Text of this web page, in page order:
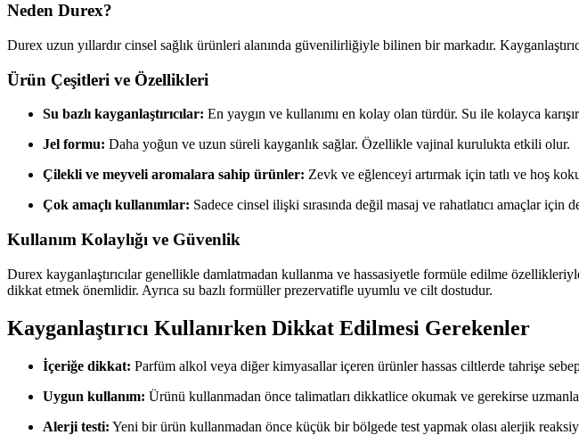
Neden Durex?
Durex uzun yıllardır cinsel sağlık ürünleri alanında güvenilirliğiyle bilinen bir markadır.
Ürün Çeşitleri ve Özellikleri
Su bazlı kayganlaştırıcılar: En yaygın ve kullanımı en kolay olan türdür. Su ile kolayca
Jel formu: Daha yoğun ve uzun süreli kayganlık sağlar. Özellikle vajinal kurulukta etkili olur.
Çilekli ve meyveli aromalara sahip ürünler: Zevk ve eğlenceyi artırmak için tatlı ve hoş
Çok amaçlı kullanımlar: Sadece cinsel ilişki sırasında değil masaj ve rahatlatıcı amaçlar için
Kullanım Kolaylığı ve Güvenlik
Durex kayganlaştırıcılar genellikle damlatmadan kullanma ve hassasiyetle formüle edilme
dikkat etmek önemlidir. Ayrıca su bazlı formüller prezervatifle uyumlu ve cilt dostudur.
Kayganlaştırıcı Kullanırken Dikkat Edilmesi Gerekenler
İçeriğe dikkat: Parfüm alkol veya diğer kimyasallar içeren ürünler hassas ciltlerde tahrişe
Uygun kullanım: Ürünü kullanmadan önce talimatları dikkatlice okumak ve gerekirse
Alerji testi: Yeni bir ürün kullanmadan önce küçük bir bölgede test yapmak olası alerjik